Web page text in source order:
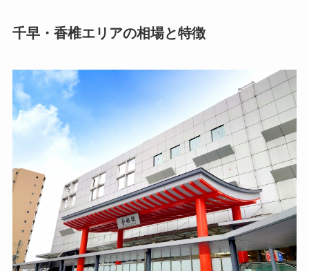
千早・香椎エリアの相場と特徴